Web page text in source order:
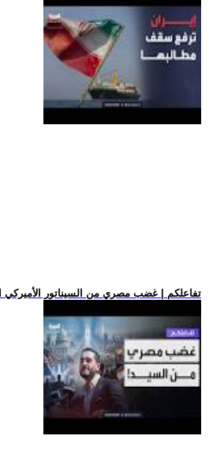
.. تفاعلكم | غضب مصري من السيناتور الأميركي